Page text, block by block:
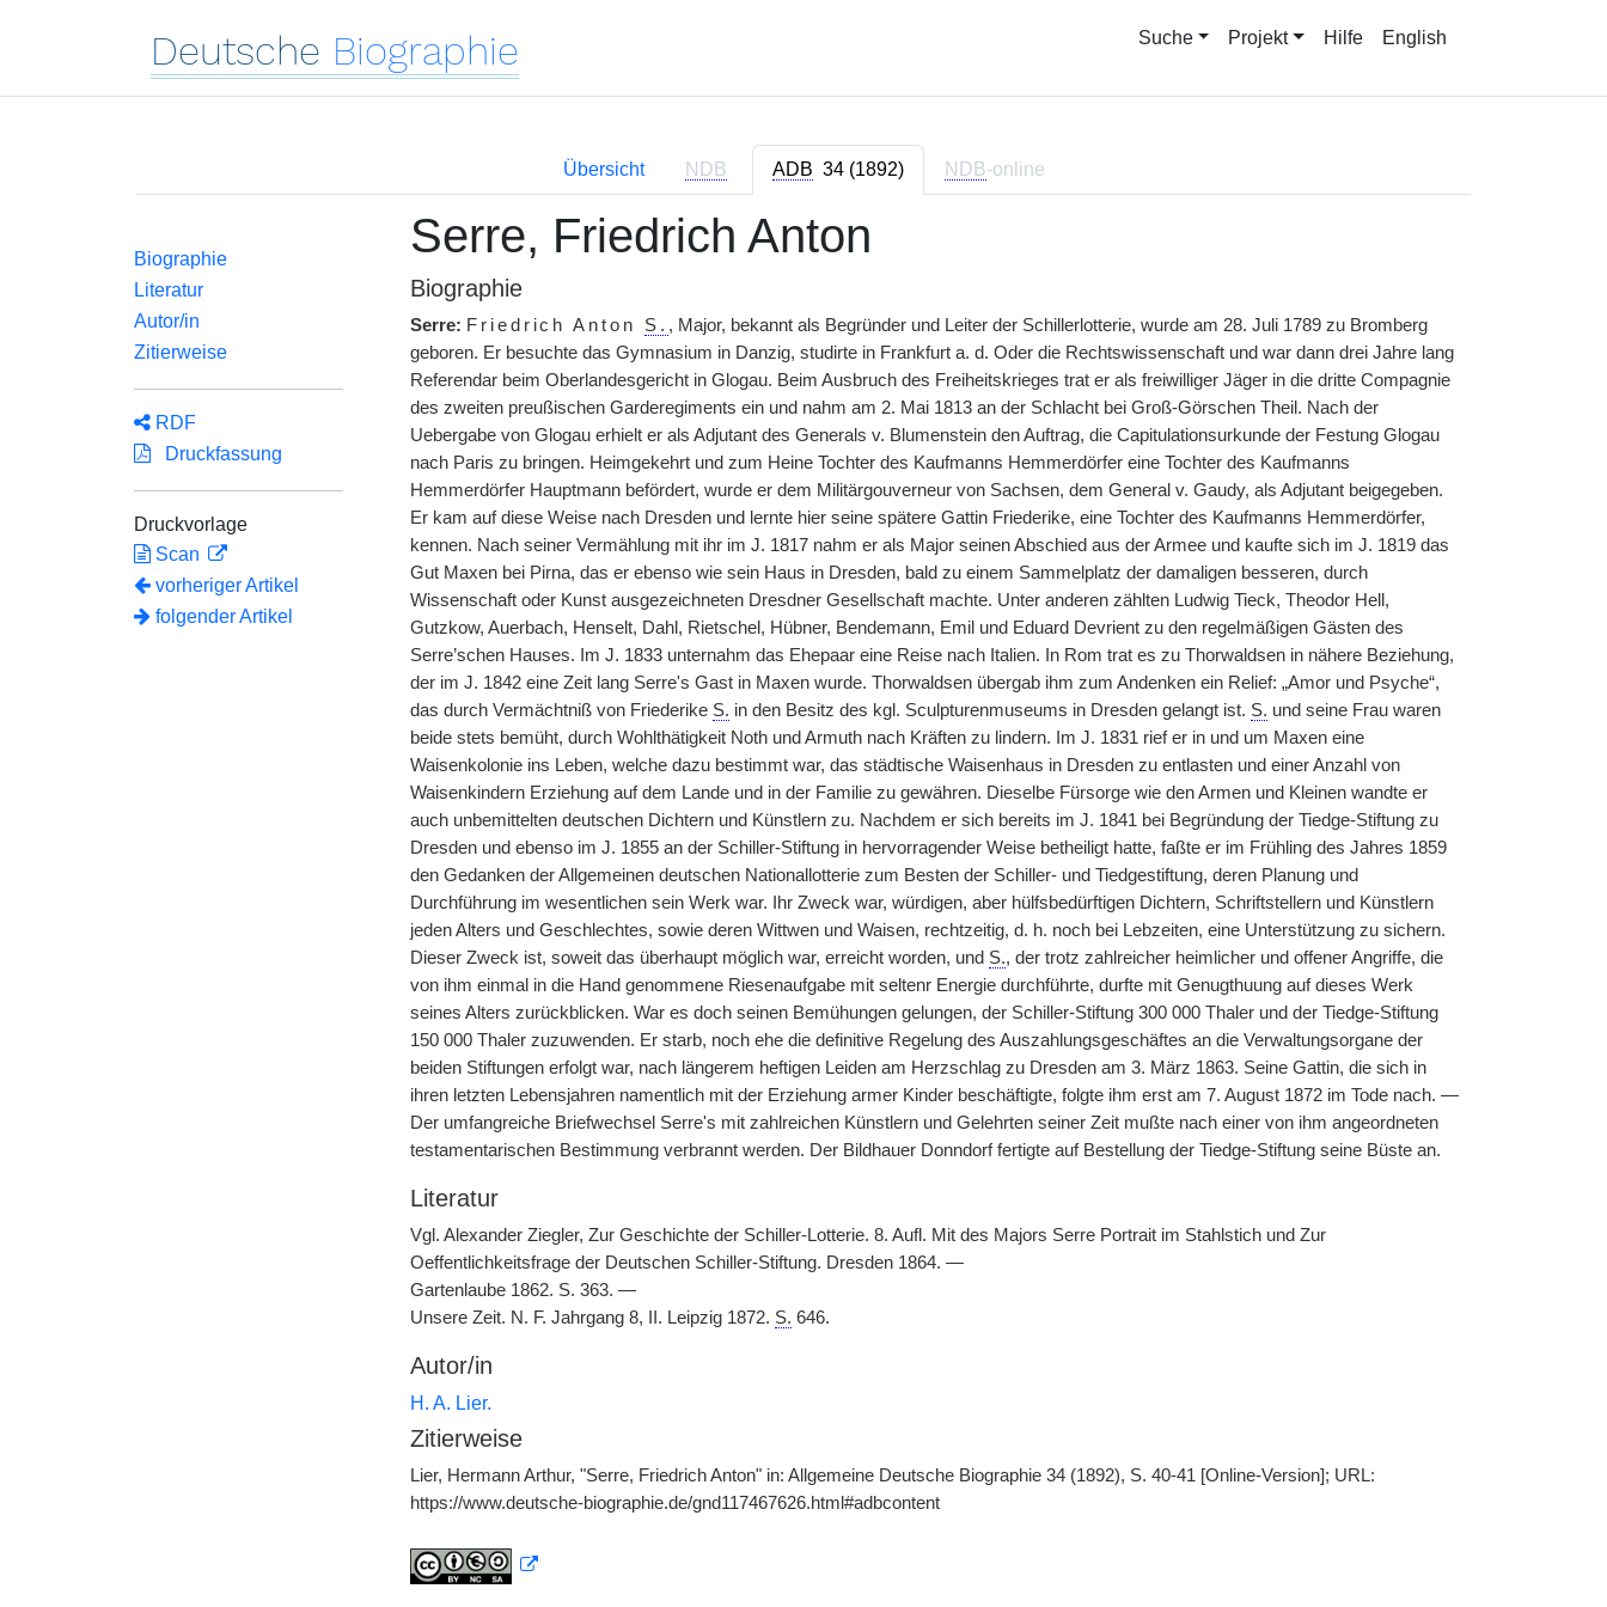
Deutsche Biographie Suche Projekt Hilfe English
Übersicht NDB ADB 34 (1892) NDB-online
Biographie
Literatur
Autor/in
Zitierweise
RDF
Druckfassung
Druckvorlage
Scan
vorheriger Artikel
folgender Artikel
Serre, Friedrich Anton
Biographie
Serre: Friedrich Anton S. , Major, bekannt als Begründer und Leiter der Schillerlotterie, wurde am 28. Juli 1789 zu Bromberg
geboren. Er besuchte das Gymnasium in Danzig, studirte in Frankfurt a. d. Oder die Rechtswissenschaft und war dann drei Jahre lang
Referendar beim Oberlandesgericht in Glogau. Beim Ausbruch des Freiheitskrieges trat er als freiwilliger Jäger in die dritte Compagnie
des zweiten preußischen Garderegiments ein und nahm am 2. Mai 1813 an der Schlacht bei Groß-Görschen Theil. Nach der
Uebergabe von Glogau erhielt er als Adjutant des Generals v. Blumenstein den Auftrag, die Capitulationsurkunde der Festung Glogau
nach Paris zu bringen. Heimgekehrt und zum Heine Tochter des Kaufmanns Hemmerdörfer eine Tochter des Kaufmanns
Hemmerdörfer Hauptmann befördert, wurde er dem Militärgouverneur von Sachsen, dem General v. Gaudy, als Adjutant beigegeben.
Er kam auf diese Weise nach Dresden und lernte hier seine spätere Gattin Friederike, eine Tochter des Kaufmanns Hemmerdörfer,
kennen. Nach seiner Vermählung mit ihr im J. 1817 nahm er als Major seinen Abschied aus der Armee und kaufte sich im J. 1819 das
Gut Maxen bei Pirna, das er ebenso wie sein Haus in Dresden, bald zu einem Sammelplatz der damaligen besseren, durch
Wissenschaft oder Kunst ausgezeichneten Dresdner Gesellschaft machte. Unter anderen zählten Ludwig Tieck, Theodor Hell,
Gutzkow, Auerbach, Henselt, Dahl, Rietschel, Hübner, Bendemann, Emil und Eduard Devrient zu den regelmäßigen Gästen des
Serre’schen Hauses. Im J. 1833 unternahm das Ehepaar eine Reise nach Italien. In Rom trat es zu Thorwaldsen in nähere Beziehung,
der im J. 1842 eine Zeit lang Serre's Gast in Maxen wurde. Thorwaldsen übergab ihm zum Andenken ein Relief: „Amor und Psyche“,
das durch Vermächtniß von Friederike S. in den Besitz des kgl. Sculpturenmuseums in Dresden gelangt ist. S. und seine Frau waren
beide stets bemüht, durch Wohlthätigkeit Noth und Armuth nach Kräften zu lindern. Im J. 1831 rief er in und um Maxen eine
Waisenkolonie ins Leben, welche dazu bestimmt war, das städtische Waisenhaus in Dresden zu entlasten und einer Anzahl von
Waisenkindern Erziehung auf dem Lande und in der Familie zu gewähren. Dieselbe Fürsorge wie den Armen und Kleinen wandte er
auch unbemittelten deutschen Dichtern und Künstlern zu. Nachdem er sich bereits im J. 1841 bei Begründung der Tiedge-Stiftung zu
Dresden und ebenso im J. 1855 an der Schiller-Stiftung in hervorragender Weise betheiligt hatte, faßte er im Frühling des Jahres 1859
den Gedanken| der Allgemeinen deutschen Nationallotterie zum Besten der Schiller- und Tiedgestiftung, deren Planung und
Durchführung im wesentlichen sein Werk war. Ihr Zweck war, würdigen, aber hülfsbedürftigen Dichtern, Schriftstellern und Künstlern
jeden Alters und Geschlechtes, sowie deren Wittwen und Waisen, rechtzeitig, d. h. noch bei Lebzeiten, eine Unterstützung zu sichern.
Dieser Zweck ist, soweit das überhaupt möglich war, erreicht worden, und S., der trotz zahlreicher heimlicher und offener Angriffe, die
von ihm einmal in die Hand genommene Riesenaufgabe mit seltenr Energie durchführte, durfte mit Genugthuung auf dieses Werk
seines Alters zurückblicken. War es doch seinen Bemühungen gelungen, der Schiller-Stiftung 300 000 Thaler und der Tiedge-Stiftung
150 000 Thaler zuzuwenden. Er starb, noch ehe die definitive Regelung des Auszahlungsgeschäftes an die Verwaltungsorgane der
beiden Stiftungen erfolgt war, nach längerem heftigen Leiden am Herzschlag zu Dresden am 3. März 1863. Seine Gattin, die sich in
ihren letzten Lebensjahren namentlich mit der Erziehung armer Kinder beschäftigte, folgte ihm erst am 7. August 1872 im Tode nach. —
Der umfangreiche Briefwechsel Serre's mit zahlreichen Künstlern und Gelehrten seiner Zeit mußte nach einer von ihm angeordneten
testamentarischen Bestimmung verbrannt werden. Der Bildhauer Donndorf fertigte auf Bestellung der Tiedge-Stiftung seine Büste an.
Literatur
Vgl. Alexander Ziegler, Zur Geschichte der Schiller-Lotterie. 8. Aufl. Mit des Majors Serre Portrait im Stahlstich und Zur
Oeffentlichkeitsfrage der Deutschen Schiller-Stiftung. Dresden 1864. —
Gartenlaube 1862. S. 363. —
Unsere Zeit. N. F. Jahrgang 8, II. Leipzig 1872. S. 646.
Autor/in
H. A. Lier.
Zitierweise
Lier, Hermann Arthur, "Serre, Friedrich Anton" in: Allgemeine Deutsche Biographie 34 (1892), S. 40-41 [Online-Version]; URL:
https://www.deutsche-biographie.de/gnd117467626.html#adbcontent